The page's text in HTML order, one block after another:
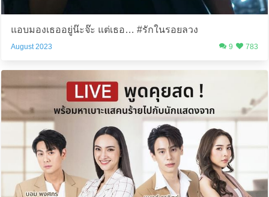
แอบมองเธออยู่น๊ะจ๊ะ แต่เธอ… #รักในรอยลวง
August 2023 9 783